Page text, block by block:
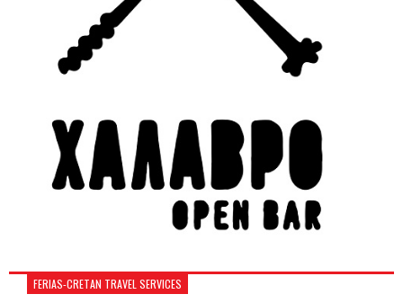
FERIAS-CRETAN TRAVEL SERVICES